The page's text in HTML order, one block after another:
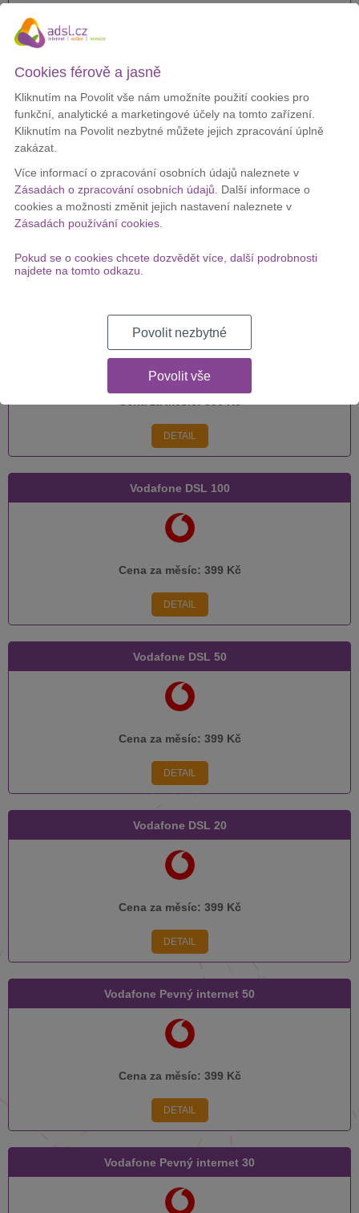
Cena za měsíc:
DETAIL
Vodafone DSL 500
DETAIL
Vodafone DSL 100
Cena za měsíc: 399 Kč
DETAIL
Vodafone DSL 50
Cena za měsíc: 399 Kč
DETAIL
Vodafone DSL 20
Cena za měsíc: 399 Kč
DETAIL
Vodafone Pevný internet 50
Cena za měsíc: 399 Kč
DETAIL
Vodafone Pevný internet 30
Cookies férově a jasně
Kliknutím na Povolit vše nám umožníte použití cookies pro
funkční, analytické a marketingové účely na tomto zařízení.
Kliknutím na Povolit nezbytné můžete jejich zpracování úplně
zakázat.
Více informací o zpracování osobních údajů naleznete v
Zásadách o zpracování osobních údajů. Další informace o
cookies a možnosti změnit jejich nastavení naleznete v
Zásadách používání cookies.
Pokud se o cookies chcete dozvědět více, další podrobnosti
najdete na tomto odkazu.
Povolit nezbytné
Povolit vše